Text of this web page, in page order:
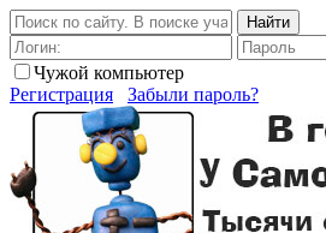
Найти
Чужой компьютер
Регистрация
Забыли пароль?